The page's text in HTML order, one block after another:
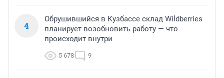
4
Обрушившийся в Кузбассе склад Wildberries
планирует возобновить работу — что
происходит внутри
5 678 9